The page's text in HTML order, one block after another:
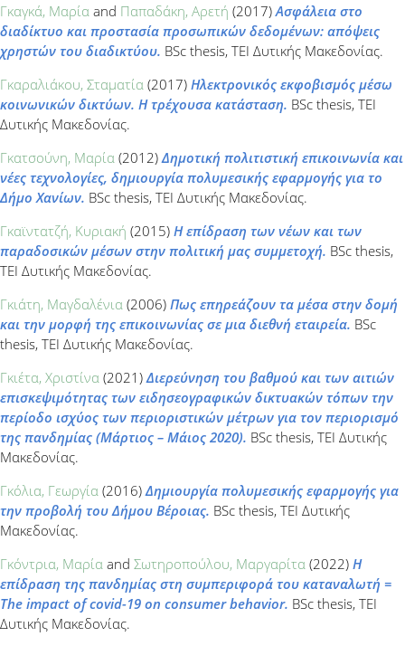
Γκαγκά, Μαρία and Παπαδάκη, Αρετή (2017)Ασφάλεια στο
διαδίκτυο και προστασία προσωπικών δεδομένων: απόψεις
χρηστών του διαδικτύου. BSc thesis, ΤΕΙ Δυτικής Μακεδονίας.
Γκαραλιάκου, Σταματία (2017) Ηλεκτρονικός εκφοβισμός μέσω
κοινωνικών δικτύων. Η τρέχουσα κατάσταση. BSc thesis, ΤΕΙ
Δυτικής Μακεδονίας.
Γκατσούνη, Μαρία (2012) Δημοτική πολιτιστική επικοινωνία και
νέες τεχνολογίες, δημιουργία πολυμεσικής εφαρμογής για το
Δήμο Χανίων. BSc thesis, ΤΕΙ Δυτικής Μακεδονίας.
Γκαϊντατζή, Κυριακή (2015) Η επίδραση των νέων και των
παραδοσικών μέσων στην πολιτική μας συμμετοχή. BSc thesis,
ΤΕΙ Δυτικής Μακεδονίας.
Γκιάτη, Μαγδαλένια (2006) Πως επηρεάζουν τα μέσα στην δομή
και την μορφή της επικοινωνίας σε μια διεθνή εταιρεία. BSc
thesis, ΤΕΙ Δυτικής Μακεδονίας.
Γκιέτα, Χριστίνα (2021) Διερεύνηση του βαθμού και των αιτιών
επισκεψιμότητας των ειδησεογραφικών δικτυακών τόπων την
περίοδο ισχύος των περιοριστικών μέτρων για τον περιορισμό
της πανδημίας (Μάρτιος – Μάιος 2020). BSc thesis, ΤΕΙ Δυτικής
Μακεδονίας.
Γκόλια, Γεωργία (2016) Δημιουργία πολυμεσικής εφαρμογής για
την προβολή του Δήμου Βέροιας. BSc thesis, ΤΕΙ Δυτικής
Μακεδονίας.
Γκόντρια, Μαρία and Σωτηροπούλου, Μαργαρίτα (2022) Η
επίδραση της πανδημίας στη συμπεριφορά του καταναλωτή =
The impact of covid-19 on consumer behavior. BSc thesis, ΤΕΙ
Δυτικής Μακεδονίας.